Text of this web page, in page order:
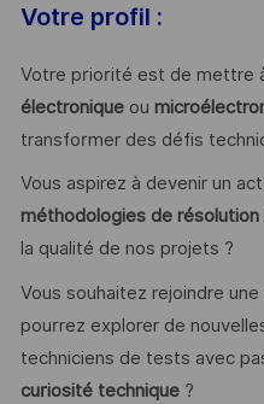
Votre profil :
Votre priorité est de mettre
électroniqueou
transformer des défis
Vous aspirez à devenir un
méthodologies de
la qualité de nos projets ?
Vous souhaitez rejoindre
pourrez explorer de
techniciens de tests avec
curiosité technique?